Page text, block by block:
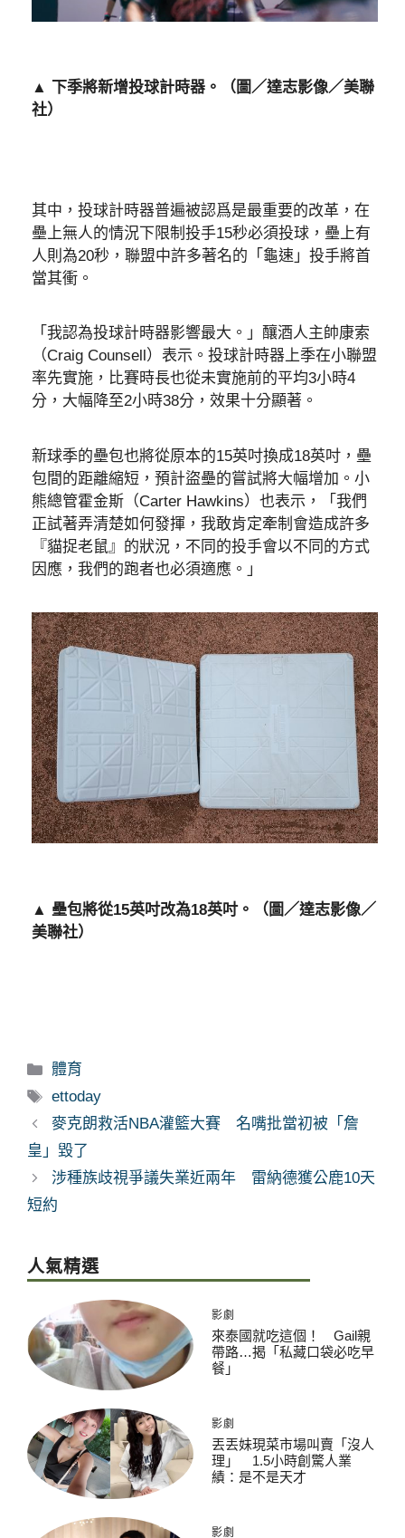
▲ 下季將新增投球計時器。（圖／達志影像／美聯
社）
其中，投球計時器普遍被認爲是最重要的改革，在
壘上無人的情況下限制投手15秒必須投球，壘上有
人則為20秒，聯盟中許多著名的「龜速」投手將首
當其衝。
「我認為投球計時器影響最大。」釀酒人主帥康索
（Craig Counsell）表示。投球計時器上季在小聯盟
率先實施，比賽時長也從未實施前的平均3小時4
分，大幅降至2小時38分，效果十分顯著。
新球季的壘包也將從原本的15英吋換成18英吋，壘
包間的距離縮短，預計盜壘的嘗試將大幅增加。小
熊總管霍金斯（Carter Hawkins）也表示，「我們
正試著弄清楚如何發揮，我敢肯定牽制會造成許多
『貓捉老鼠』的狀況，不同的投手會以不同的方式
因應，我們的跑者也必須適應。」
▲ 壘包將從15英吋改為18英吋。（圖／達志影像／
美聯社）
分
類
體育
標
籤
ettoday
麥克朗救活NBA灌籃大賽 名嘴批當初被「詹
皇」毀了
涉種族歧視爭議失業近兩年 雷納德獲公鹿10天
短約
人氣精選
影劇
來泰國就吃這個！ Gail親
帶路…揭「私藏口袋必吃早
餐」
影劇
丟丟妹現菜市場叫賣「沒人
理」 1.5小時創驚人業
績：是不是天才
影劇